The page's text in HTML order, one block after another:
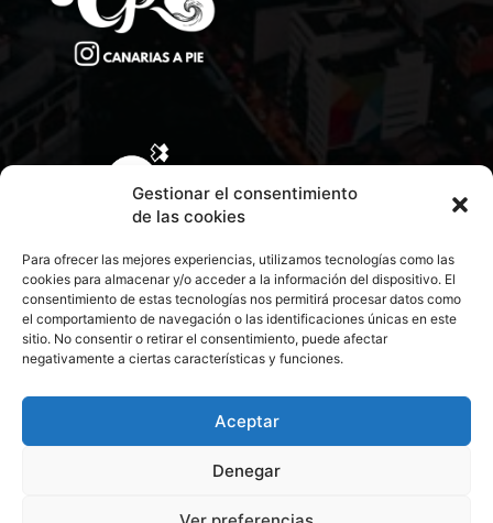
Gestionar el consentimiento
de las cookies
Para ofrecer las mejores experiencias, utilizamos tecnologías como las
cookies para almacenar y/o acceder a la información del dispositivo. El
consentimiento de estas tecnologías nos permitirá procesar datos como
el comportamiento de navegación o las identificaciones únicas en este
sitio. No consentir o retirar el consentimiento, puede afectar
negativamente a ciertas características y funciones.
Aceptar
Denegar
CONTACTA CON NOSOTROS